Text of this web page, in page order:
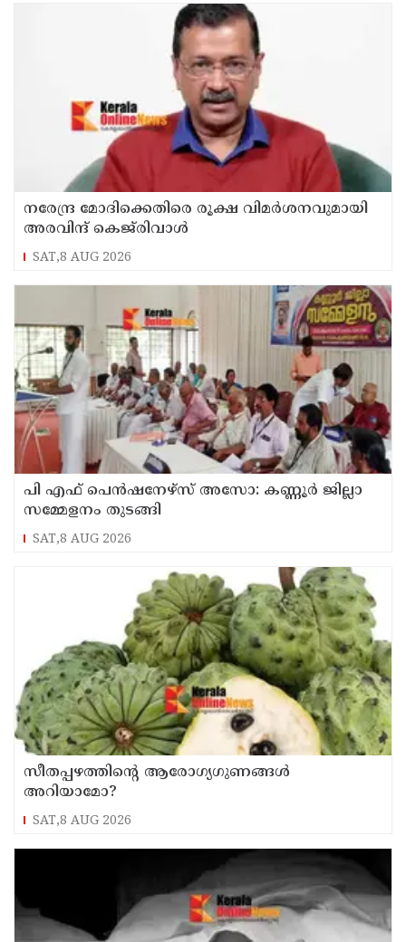
നരേന്ദ്ര മോദിക്കെതിരെ രൂക്ഷ വിമർശനവുമായി
അരവിന്ദ് കെജ്‌രിവാൾ
SAT,8 AUG 2026
പി എഫ് പെൻഷനേഴ്സ് അസോ: കണ്ണൂർ ജില്ലാ
സമ്മേളനം തുടങ്ങി
SAT,8 AUG 2026
സീതപ്പഴത്തിന്റെ ആരോഗ്യഗുണങ്ങൾ
അറിയാമോ?
SAT,8 AUG 2026